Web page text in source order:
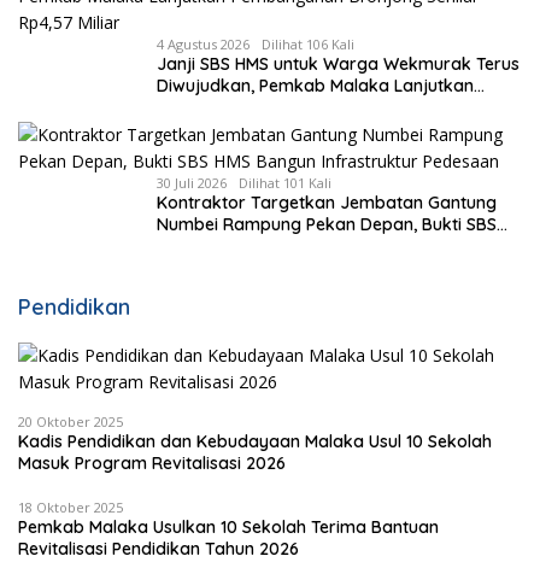
4 Agustus 2026 Dilihat 106 Kali
Janji SBS HMS untuk Warga Wekmurak Terus
Diwujudkan, Pemkab Malaka Lanjutkan
30 Juli 2026 Dilihat 101 Kali
Kontraktor Targetkan Jembatan Gantung
Numbei Rampung Pekan Depan, Bukti SBS
Pendidikan
20 Oktober 2025
Kadis Pendidikan dan Kebudayaan Malaka Usul 10 Sekolah
Masuk Program Revitalisasi 2026
18 Oktober 2025
Pemkab Malaka Usulkan 10 Sekolah Terima Bantuan
Revitalisasi Pendidikan Tahun 2026